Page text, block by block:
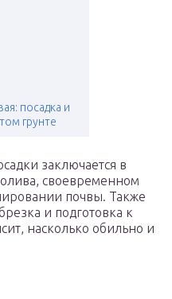
посадка и
грунте
заключается в
своевременном
почвы. Также
и подготовка к
насколько обильно и